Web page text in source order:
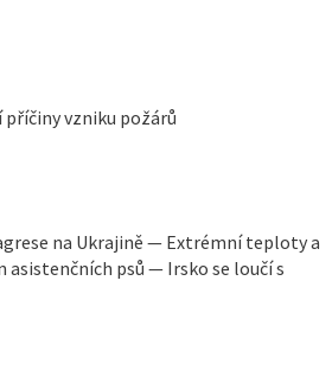
vzniku požárů
na Ukrajině — Extrémní teploty a
asistenčních psů — Irsko se loučí s